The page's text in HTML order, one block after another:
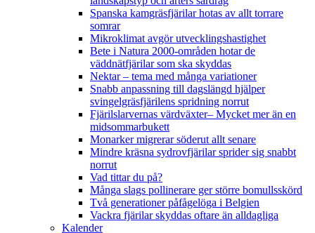
Spanska kamgräsfjärilar hotas av allt torrare
somrar
Mikroklimat avgör utvecklingshastighet
Bete i Natura 2000-områden hotar de
väddnätfjärilar som ska skyddas
Nektar – tema med många variationer
Snabb anpassning till dagslängd hjälper
svingelgräsfjärilens spridning norrut
Fjärilslarvernas värdväxter– Mycket mer än en
midsommarbukett
Monarker migrerar söderut allt senare
Mindre kräsna sydrovfjärilar sprider sig snabbt
norrut
Vad tittar du på?
Många slags pollinerare ger större bomullsskörd
Två generationer påfågelöga i Belgien
Vackra fjärilar skyddas oftare än alldagliga
Kalender